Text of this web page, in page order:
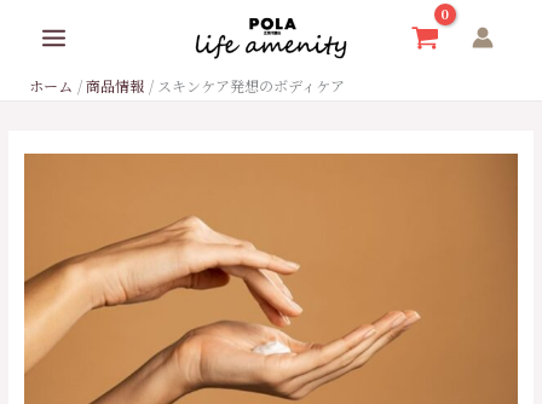
ホーム 商品情報 スキンケア発想のボディケア